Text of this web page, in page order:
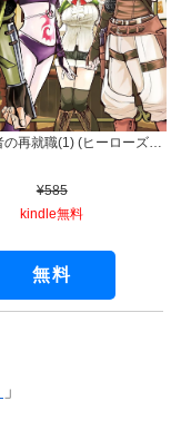
元最強勇者の再就職(1) (ヒーローズコミックス わいるど)
¥585
kindle無料
無料